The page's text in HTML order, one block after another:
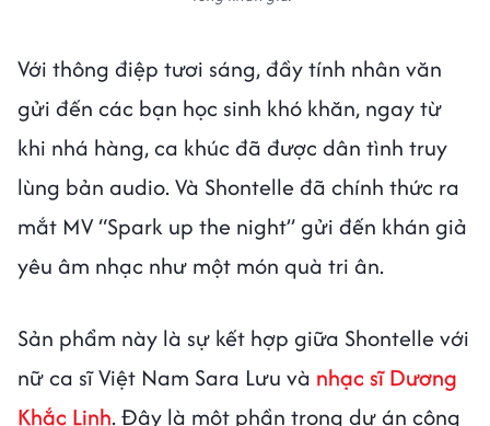
Với thông điệp tươi sáng, đầy tính nhân văn
gửi đến các bạn học sinh khó khăn, ngay từ
khi nhá hàng, ca khúc đã được dân tình truy
lùng bản audio. Và Shontelle đã chính thức ra
mắt MV “Spark up the night” gửi đến khán giả
yêu âm nhạc như một món quà tri ân.
Sản phẩm này là sự kết hợp giữa Shontelle với
nữ ca sĩ Việt Nam Sara Lưu và nhạc sĩ Dương
Khắc Linh. Đây là một phần trong dự án cộng